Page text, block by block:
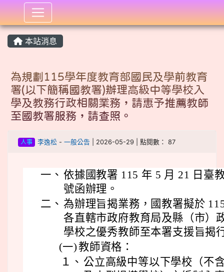
:::
本站消息
為規劃115學年度教育部國民及學前教育
署(以下簡稱國教署)辦理高級中等學校入
學及教務行政相關業務，請惠予推薦教師
至國教署服務，請查照。
人事 李逸松 - 一般公告 | 2026-05-29 | 點閱數： 87
一、 依據國教署 115 年 5 月 21 日臺
號函辦理。
二、 為辦理旨揭業務，國教署擬於
各直轄市政府教育局及縣（市）
學校之優秀教師至本署支援旨揭
(一)教師資格：
１、 公立高級中等以下學校（不